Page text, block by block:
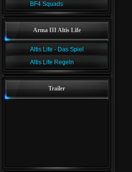
BF4 Squads
Arma III Altis Life
Altis Life - Das Spiel
Altis Life Regeln
Trailer